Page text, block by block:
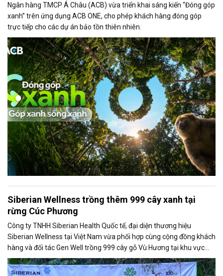
Ngân hàng TMCP Á Châu (ACB) vừa triển khai sáng kiến “Đóng góp
xanh” trên ứng dụng ACB ONE, cho phép khách hàng đóng góp
trực tiếp cho các dự án bảo tồn thiên nhiên.
Siberian Wellness trồng thêm 999 cây xanh tại
rừng Cúc Phương
Công ty TNHH Siberian Health Quốc tế, đại diện thương hiệu
Siberian Wellness tại Việt Nam vừa phối hợp cùng cộng đồng khách
hàng và đối tác Gen Well trồng 999 cây gỗ Vù Hương tại khu vực
Thung Đang, thuộc Khu Bảo tồn Thiên nhiên Cúc Phương (Ninh
Bình). Chương trình nằm trong khuôn khổ dự án môi trường toàn